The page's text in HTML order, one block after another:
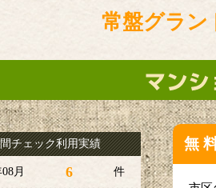
常盤グラン
チェック利用実績
月 6 件
無